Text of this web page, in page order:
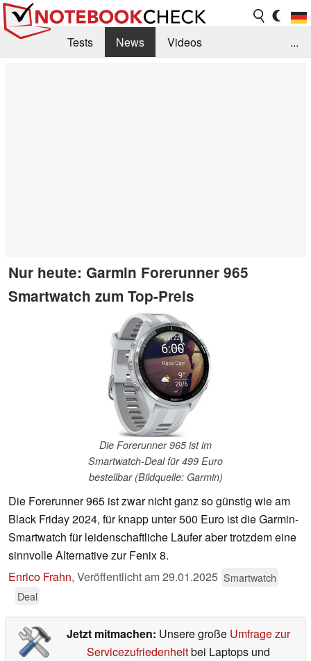
Tests News
Videos
...
Nur heute: Garmin Forerunner 965
Smartwatch zum Top-Preis
Die Forerunner 965 ist im
Smartwatch-Deal für 499 Euro
bestellbar (Bildquelle: Garmin)
Die Forerunner 965 ist zwar nicht ganz so günstig wie am
Black Friday 2024, für knapp unter 500 Euro ist die Garmin-
Smartwatch für leidenschaftliche Läufer aber trotzdem eine
sinnvolle Alternative zur Fenix 8.
Enrico Frahn, Veröffentlicht am29.01.2025 Smartwatch
Deal
Jetzt mitmachen: Unsere große Umfrage zur
Servicezufriedenheitbei Laptops und